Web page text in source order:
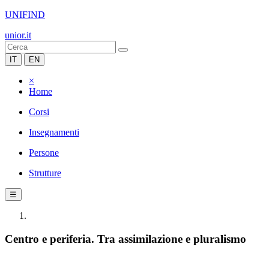
UNIFIND
unior.it
IT EN
×
Home
Corsi
Insegnamenti
Persone
Strutture
☰
Centro e periferia. Tra assimilazione e pluralismo